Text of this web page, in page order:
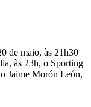
de maio, às 21h30
às 23h, o Sporting
Jaime Morón León,